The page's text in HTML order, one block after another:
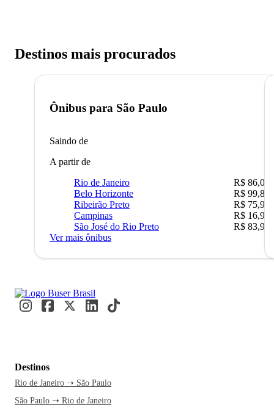
Destinos mais procurados
Ônibus para São Paulo
Saindo de
A partir de
Rio de Janeiro
R$ 86,00
Belo Horizonte
R$ 99,89
Ribeirão Preto
R$ 75,90
Campinas
R$ 16,90
São José do Rio Preto
R$ 83,90
Ver mais ônibus
Destinos
Rio de Janeiro ➝ São Paulo
São Paulo ➝ Rio de Janeiro